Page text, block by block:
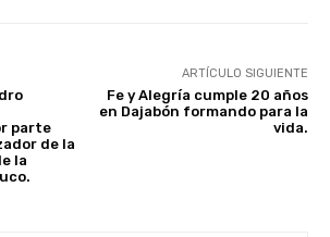
parte
de la
la
ARTÍCULO SIGUIENTE
Fe y Alegría cumple 20 años
en Dajabón formando para la
vida.